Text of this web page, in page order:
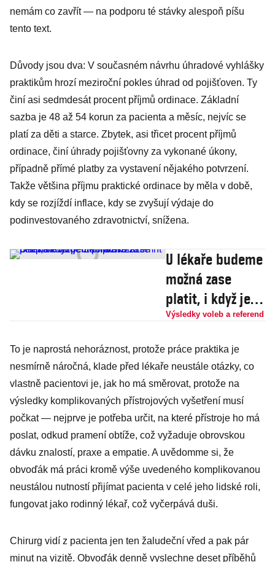
nemám co zavřít — na podporu té stávky alespoň píšu
tento text.
Důvody jsou dva: V současném návrhu úhradové vyhlášky
praktikům hrozí meziroční pokles úhrad od pojišťoven. Ty
činí asi sedmdesát procent příjmů ordinace. Základní
sazba je 48 až 54 korun za pacienta a měsíc, nejvíc se
platí za děti a starce. Zbytek, asi třicet procent příjmů
ordinace, činí úhrady pojišťovny za vykonané úkony,
případně přímé platby za vystavení nějakého potvrzení.
Takže většina příjmu praktické ordinace by měla v době,
kdy se rozjíždí inflace, kdy se zvyšují výdaje do
podinvestovaného zdravotnictví, snížena.
U lékaře budeme
možná zase
platit, i když je
Zaorálek za
připraven zemřít
Výsledky voleb a referend
To je naprostá nehoráznost, protože práce praktika je
nesmírně náročná, klade před lékaře neustále otázky, co
vlastně pacientovi je, jak ho má směrovat, protože na
výsledky komplikovaných přístrojových vyšetření musí
počkat — nejprve je potřeba určit, na které přístroje ho má
poslat, odkud pramení obtíže, což vyžaduje obrovskou
dávku znalostí, praxe a empatie. A uvědomme si, že
obvoďák má práci kromě výše uvedeného komplikovanou
neustálou nutností přijímat pacienta v celé jeho lidské roli,
fungovat jako rodinný lékař, což vyčerpává duši.
Chirurg vidí z pacienta jen ten žaludeční vřed a pak pár
minut na vizitě. Obvoďák denně vyslechne deset příběhů